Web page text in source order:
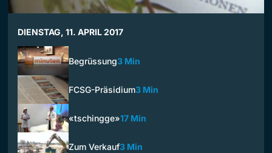
DIENSTAG, 11. APRIL 2017
Begrüssung3 Min
FCSG-Präsidium3 Min
«tschingge»17 Min
Zum Verkauf3 Min